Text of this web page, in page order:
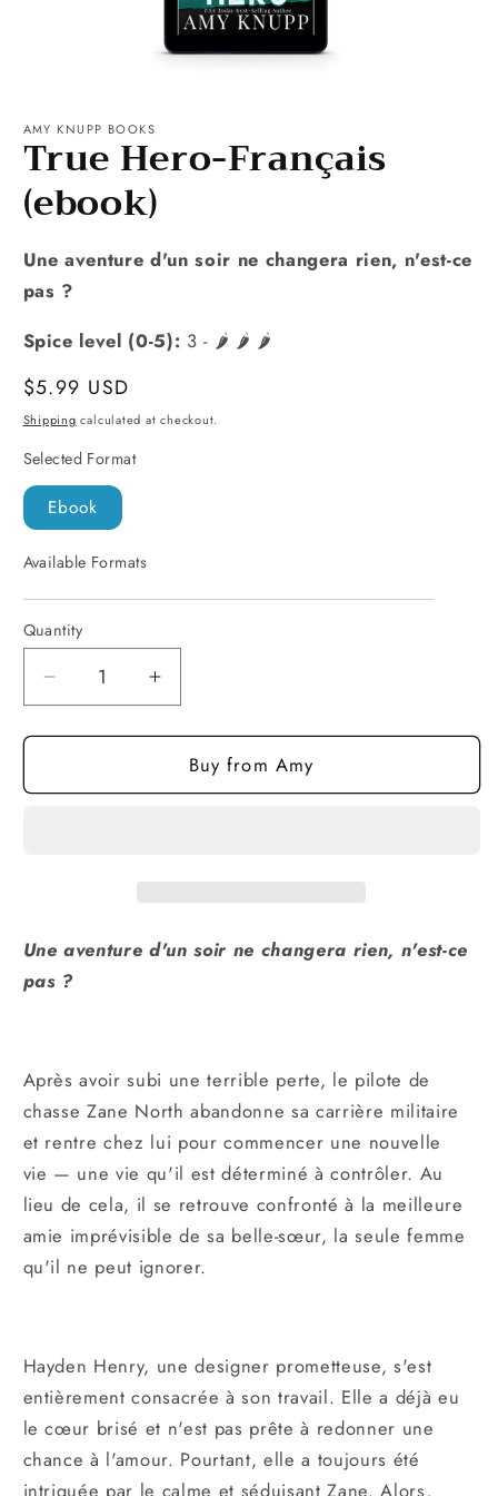
1
in
modal
AMY KNUPP BOOKS
True Hero-Français
(ebook)
Une aventure d'un soir ne changera rien, n'est-ce
pas ?
Spice level (0-5): 3 - 🌶️ 🌶️ 🌶️
Regular
price
$5.99 USD
Shipping calculated at checkout.
Selected Format
Ebook
Available Formats
Quantity
Quantity
Decrease
quantity
for
Hero-
Increase
quantity
for
True
Hero-
Buy from Amy
Une aventure d'un soir ne changera rien, n'est-ce
pas ?
Après avoir subi une terrible perte, le pilote de
chasse Zane North abandonne sa carrière militaire
et rentre chez lui pour commencer une nouvelle
vie — une vie qu'il est déterminé à contrôler. Au
lieu de cela, il se retrouve confronté à la meilleure
amie imprévisible de sa belle-sœur, la seule femme
qu'il ne peut ignorer.
Hayden Henry, une designer prometteuse, s'est
entièrement consacrée à son travail. Elle a déjà eu
le cœur brisé et n'est pas prête à redonner une
chance à l'amour. Pourtant, elle a toujours été
intriguée par le calme et séduisant Zane. Alors,